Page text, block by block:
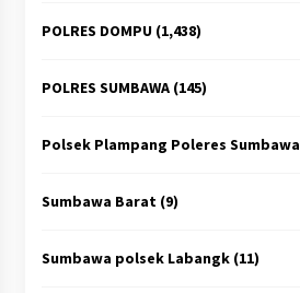
POLRES DOMPU(1,438)
POLRES SUMBAWA(145)
Polsek Plampang Poleres Sumbawa
Sumbawa Barat(9)
Sumbawa polsek Labangk(11)